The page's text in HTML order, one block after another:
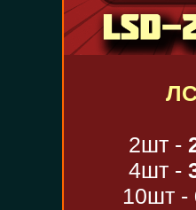
2шт -
4шт -
10шт -